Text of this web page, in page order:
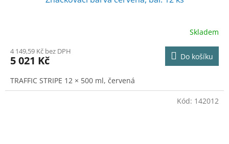
R
M
A
Skladem
4 149,59 Kč bez DPH
5 021 Kč Do košíku
TRAFFIC STRIPE 12 × 500 ml, červená
Kód: 142012